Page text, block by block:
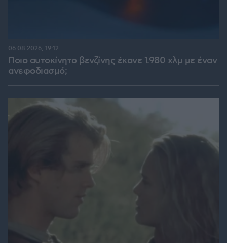
Ποιο αυτοκίνητο βενζίνης έκανε 1.980 χλμ με έναν
ανεφοδιασμό;
06.08.2026, 19:12